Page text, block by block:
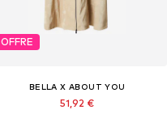
OFFRE
BELLA X ABOUT YOU
51,92 €